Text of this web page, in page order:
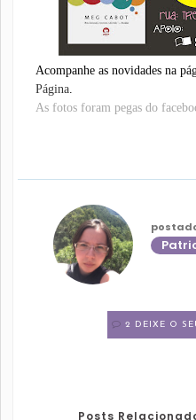
Acompanhe as novidades na
Página.
As fotos foram pegas do
2 DEIXE O
Posts